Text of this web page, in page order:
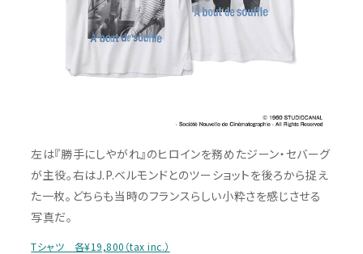
左は『勝手にしやがれ』のヒロインを務めたジーン・セバーグ
が主役。右はJ.P.ベルモンドとのツーショットを後ろから捉え
た一枚。どちらも当時のフランスらしい小粋さを感じさせる
写真だ。
Tシャツ 各¥19,800（tax inc.）